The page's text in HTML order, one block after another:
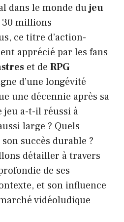
dans le monde dujeu
30 millions
ce titre d’action-
apprécié par les fans
et de RPG
d’une longévité
une décennie après sa
jeu a-t-il réussi à
large ? Quels
succès durable ?
détailler à travers
de ses
et son influence
vidéoludique